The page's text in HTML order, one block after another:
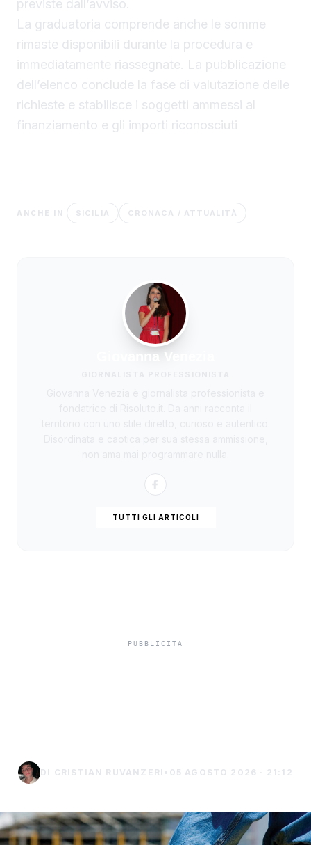
previste dall’avviso.
La graduatoria comprende anche le somme
rimaste disponibili durante la procedura e
immediatamente riassegnate. La pubblicazione
dell’elenco conclude la fase di valutazione delle
richieste e stabilisce i soggetti ammessi al
finanziamento e gli importi riconosciuti
ANCHE IN SICILIA CRONACA / ATTUALITÀ
Giovanna Venezia
TUTTI GLI ARTICOLI
DI CRISTIAN RUVANZERI • 05 AGOSTO 2026 · 21:12